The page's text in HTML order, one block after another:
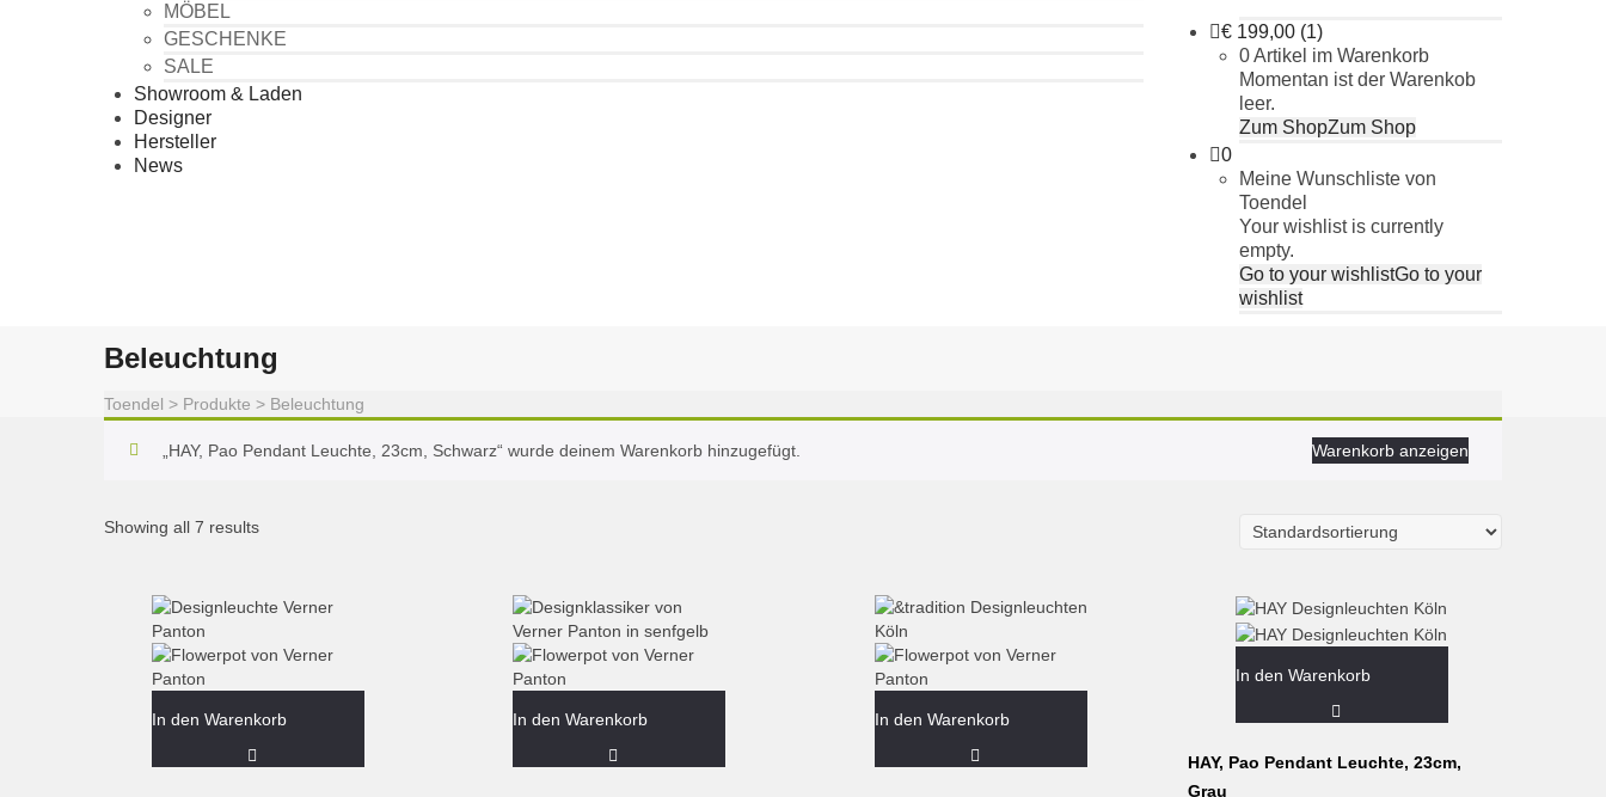
MÖBEL
GESCHENKE
SALE
Showroom & Laden
Designer
Hersteller
News
€ 199,00 (1)
0 Artikel im Warenkorb
Momentan ist der Warenkob
leer.
Zum ShopZum Shop
0
Meine Wunschliste von
Toendel
Your wishlist is currently
empty.
Go to your wishlistGo to your
wishlist
Beleuchtung
Toendel > Produkte > Beleuchtung
„HAY, Pao Pendant Leuchte, 23cm, Schwarz“ wurde deinem Warenkorb hinzugefügt. Warenkorb anzeigen
Showing all 7 results
In den Warenkorb In den Warenkorb In den Warenkorb
In den Warenkorb
HAY, Pao Pendant Leuchte, 23cm,
Grau